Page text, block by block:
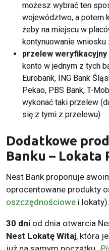
możesz wybrać ten
województwo, a potem
żeby na miejscu w
kontynuowanie wniosku
przelew weryfikacyjny
konto w jednym z tych
Eurobank, ING Bank
Pekao, PBS Bank, T-
wykonać taki przelew
się z tymi z przelewu)
Dodatkowe
Banku – Lokata
Nest Bank proponuje
oprocentowane produkty
oszczędnościowe i lokaty).
30 dni od dnia otwarcia
Nest Lokatę Witaj, która